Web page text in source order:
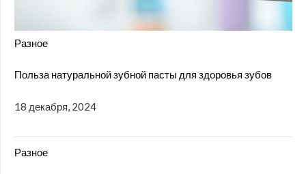
Разное
Польза натуральной зубной пасты для здоровья зубов
18 декабря, 2024
Разное